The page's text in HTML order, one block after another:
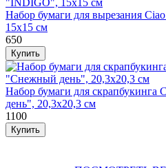
Набор бумаги для вырезания
15х15 см
650
Набор бумаги для
день", 20,3х20,3 см
1100